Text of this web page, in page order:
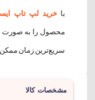
باخرید لپ تاپ
محصول را به صورت
سریع‌ترین زمان ممکن
مشخصات کالا